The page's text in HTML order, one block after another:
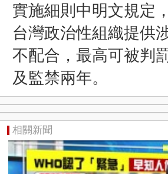
實施細則中明文規定
台灣政治性組織提供
不配合，最高可被判
及監禁兩年。
相關新聞